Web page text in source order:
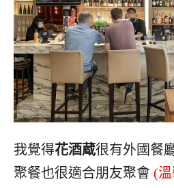
我覺得花酒蔵很有外國餐
聚餐也很適合朋友聚會 (